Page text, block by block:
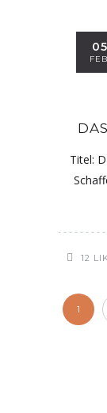
05
Titel:
12
1